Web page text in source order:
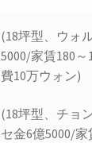
(18坪型、ウォ
5000/家賃180
費10万ウォン)
(18坪型、チョ
セ金6億5000/